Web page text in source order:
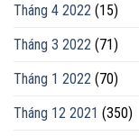
Tháng 4 2022 (15)
Tháng 3 2022 (71)
Tháng 1 2022 (70)
Tháng 12 2021 (350)